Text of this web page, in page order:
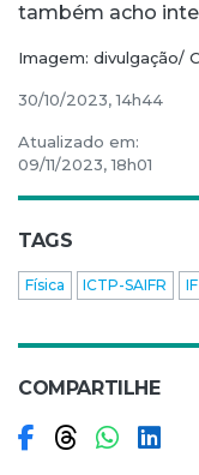
também acho
Imagem: divulgação/
30/10/2023, 14h44
Atualizado em:
09/11/2023, 18h01
TAGS
Física ICTP-SAIFR
COMPARTILHE